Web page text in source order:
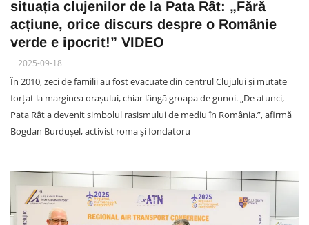
situația clujenilor de la Pata Rât: „Fără
acțiune, orice discurs despre o Românie
verde e ipocrit!” VIDEO
2025-09-18
În 2010, zeci de familii au fost evacuate din centrul Clujului și mutate
forțat la marginea orașului, chiar lângă groapa de gunoi. „De atunci,
Pata Rât a devenit simbolul rasismului de mediu în România.”, afirmă
Bogdan Burdușel, activist roma și fondatoru